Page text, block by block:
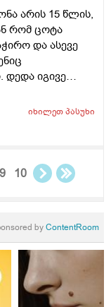
მირჩევთ
მაქვს
მაქვს.
არის 15 წლის,
რომ ცოტა
და ასევე
დედა იგივე
იხილეთპასუხი
9 10
byContentRoom